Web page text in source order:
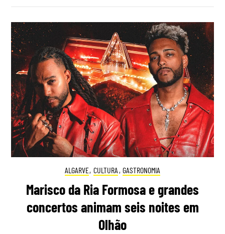
ALGARVE, CULTURA , GASTRONOMIA
Marisco da Ria Formosa e grandes
concertos animam seis noites em
Olhão